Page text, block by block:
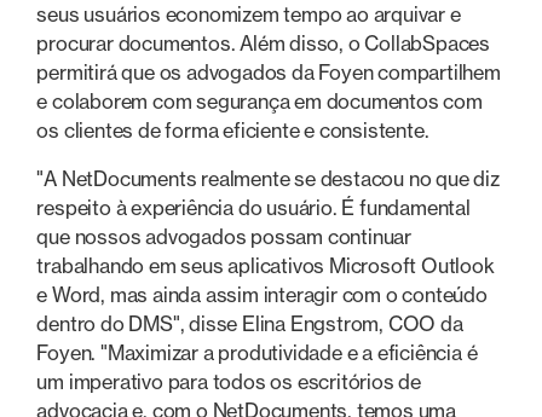
seus usuários economizem tempo ao arquivar e
procurar documentos. Além disso, o CollabSpaces
permitirá que os advogados da Foyen compartilhem
e colaborem com segurança em documentos com
os clientes de forma eficiente e consistente.
"A NetDocuments realmente se destacou no que diz
respeito à experiência do usuário. É fundamental
que nossos advogados possam continuar
trabalhando em seus aplicativos Microsoft Outlook
e Word, mas ainda assim interagir com o conteúdo
dentro do DMS", disse Elina Engstrom, COO da
Foyen. "Maximizar a produtividade e a eficiência é
um imperativo para todos os escritórios de
advocacia e, com o NetDocuments, temos uma